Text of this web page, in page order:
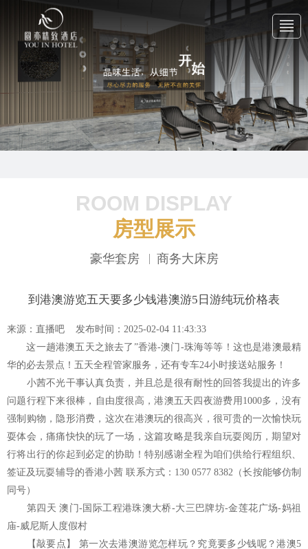
首 页
关于我们
新闻中心
联系我们
网站地图
ROOM DISPLAY
房型展示
豪华套房 商务大床房
到港澳游览五天要多少钱港澳游5日游纯玩价格表
来源： 直播吧 发布时间：2025-02-04 11:43:33
这一趟港澳五天之旅去了”香港-澳门-珠海等等！这也是港澳最精
华的必去景点！五天全程管家服务，还有专车24小时接送站服务！
小茜不光干事认真负责，并且总是很有耐性的回答我提出的许多
问题行程下来很棒，自由度很高，港澳五天四夜游费用1000多，没有
强制购物，隐形消费，这次在港澳玩的很高兴，很可贵的一次愉快玩
耍体会，痛痛快快的玩了一场，这篇攻略是我亲自玩耍阅历，期望对
行将出行的你起到必定的协助！特别感谢全程为咱们供给行程组织、
签证及玩耍辅导的香港小茜 联系方式：130 0577 8382（长按能够仿制
同号）
第四天 澳门-国际工程港珠澳大桥-大三巴牌坊-金莲花广场-妈祖
庙-威尼斯人度假村
【敲要点】 第一次去港澳游览怎样玩？究竟要多少钱呢？港澳5